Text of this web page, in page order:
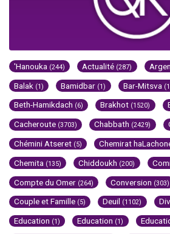
'Hanouka (244) Actualité (287)
Balak (1) Bamidbar (1) Bar-Mitsva
Beth-Hamikdach (6) Brakhot (1520)
Cacheroute (3703) Chabbath (2429)
Chémini Atseret (5) Chemirat
Chemita (135) Chiddoukh (200)
Compte du Omer (264) Conversion (303)
Couple et Famille (5) Deuil (1102)
Education (1) Education (1)